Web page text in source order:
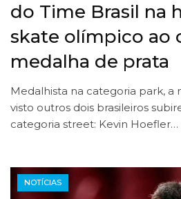
do Time Brasil na
skate olímpico ao
medalha de prata
Medalhista na categoria park, a
visto outros dois brasileiros
categoria street: Kevin Hoefler…
NOTÍCIAS